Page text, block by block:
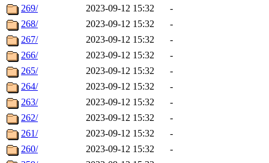
269/
2023-09-12 15:32
-
268/
2023-09-12 15:32
-
267/
2023-09-12 15:32
-
266/
2023-09-12 15:32
-
265/
2023-09-12 15:32
-
264/
2023-09-12 15:32
-
263/
2023-09-12 15:32
-
262/
2023-09-12 15:32
-
261/
2023-09-12 15:32
-
260/
2023-09-12 15:32
-